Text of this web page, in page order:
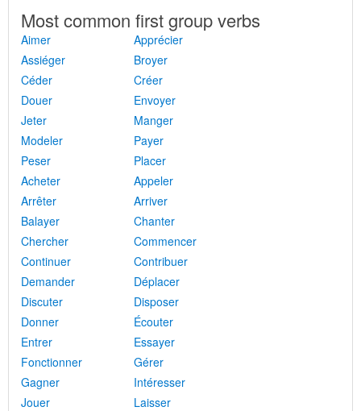
Most common first group verbs
Aimer
Apprécier
Assiéger
Broyer
Céder
Créer
Douer
Envoyer
Jeter
Manger
Modeler
Payer
Peser
Placer
Acheter
Appeler
Arrêter
Arriver
Balayer
Chanter
Chercher
Commencer
Continuer
Contribuer
Demander
Déplacer
Discuter
Disposer
Donner
Écouter
Entrer
Essayer
Fonctionner
Gérer
Gagner
Intéresser
Jouer
Laisser